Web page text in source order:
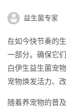
益生菌专家
在如今快节奏的
一部分。确保它
白伊生益生菌宠
宠物焕发活力、改
随着养宠物的普